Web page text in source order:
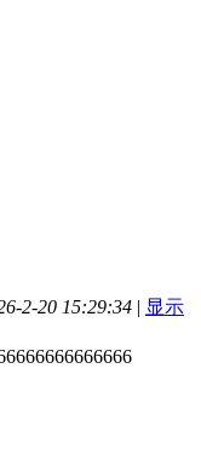
2-20 15:29:34 | 显示